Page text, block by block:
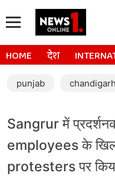
HOME देश
punjab chandigarh
Sangrur में
employees के
protesters पर